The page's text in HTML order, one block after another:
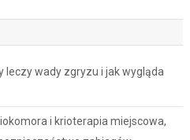
leczy wady zgryzu i jak wygląda
i krioterapia miejscowa,